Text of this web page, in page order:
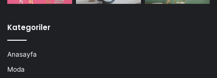
Kategoriler
Anasayfa
Moda